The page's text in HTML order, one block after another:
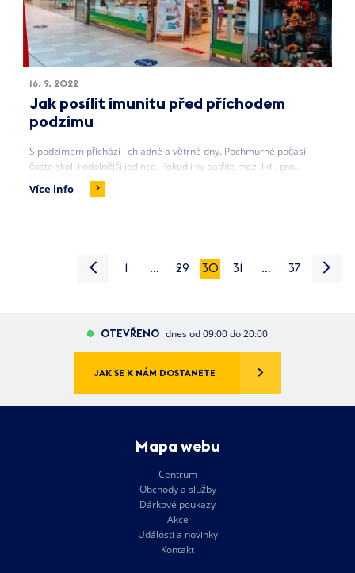
16. 9. 2022
Jak posílit imunitu před příchodem
podzimu
S podzimem přichází i chladné a větrné dny. Pochmurné počasí
často skolí i odolnější jedince. Pokud i vy patříte mezi lidi, pro...
Více info
1 … 29 30 31 … 37
OTEVŘENO dnes od 09:00 do 20:00
JAK SE K NÁM DOSTANETE
Mapa webu
Centrum
Obchody a služby
Dárkové poukazy
Akce
Události a novinky
Kontakt